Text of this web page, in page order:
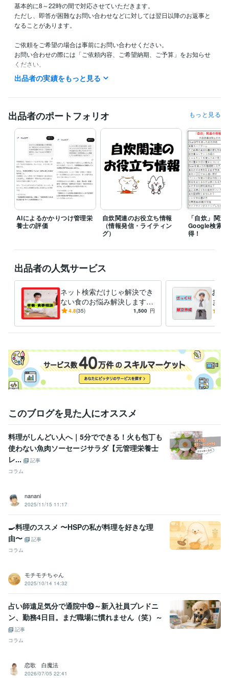
基本的に8～22時の間で対応させていただきます。
ただし、即答が困難なお問い合わせなどに対しては翌日以降のお返事と
なることがあります。
ご依頼をご希望の場合は事前にお問い合わせください。
お問い合わせの際には「ご依頼内容、ご希望納期、ご予算」をお知らせ
ください。
「見積り・カスタマイズの相談をする」からご連絡をいただく場合は提
見積もりを出すためには最初にいただいたメッセージに加え、いくつか
質問をさせていただき詳細を確認してからの対応となることがありま
す。
そのため余裕を持った時間の確保を目的とし1週間～10日の提案期限を
設けていただければと思います。
経験職種
ライフスタイル・その他 / その他 経験年数 : 18年
個人 2025年1月 ~ 現在
（Kindle）
資格・検定
管理栄養士 取得年 : 2004年
栄養士 取得年 : 2004年
ビジネス・クリエイティブツール
Excel:23年Word:23年
栄養マイスター:3年栄養Pro:5年
得意分野
住まい・美容・生活相談 栄養・食事相談など
管理栄養士 栄養相談 食事相談 献立作成 栄養計算
レシピ作成
学歴
長崎県立長崎シーボルト大学 2001年3月 ~ 2005年2月
出品者の実績をもっと見る
出品者のポートフォリオ もっと見る
AIによるかかりつけ管理栄
養士の評価
自炊関連のお役立ち情報
（情報発信・ライティン
グ）
「自炊」関
Google検索
得！
出品者の人気サービス
ネット検索だけじゃ解決でき
ない食のお悩み解決します
栄養・食事相談、その他のご
せ下さい
4.8(35) 1,500 円
お手
ま
から
このブログを見た人にオススメ
料理がしんどい人へ｜5分でできる！火も包丁も
使わない魚肉ソーセージサラダ【元管理栄養士
レ...
記事
コラム
nanani
2025/11/15 11:17
🍳料理のススメ 〜HSPの私が料理を好きな理
由〜
記事
コラム
モチモチちゃん
2025/10/14 14:32
占い師遠足気分で通院中⑲～新入社員プレドニ
ン、勤務4日目。まだ職場に慣れません（笑）～
記事
コラム
恋歌 白魔法
2026/07/05 22:41